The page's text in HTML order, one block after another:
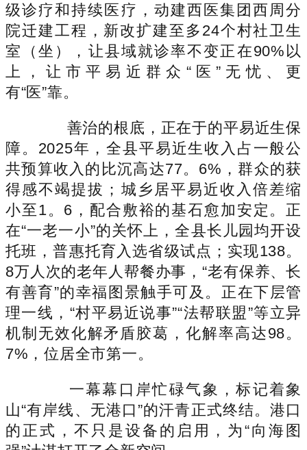
级诊疗和持续医疗，动建西医集团西周分
院迁建工程，新改扩建至多24个村社卫生
室（坐），让县域就诊率不变正在90%以
上，让市平易近群众“医”无忧、更
有“医”靠。
善治的根底，正在于的平易近生保
障。2025年，全县平易近生收入占一般公
共预算收入的比沉高达77。6%，群众的获
得感不竭提拔；城乡居平易近收入倍差缩
小至1。6，配合敷裕的基石愈加安定。正
在“一老一小”的关怀上，全县长儿园均开设
托班，普惠托育入选省级试点；实现138。
8万人次的老年人帮餐办事，“老有保养、长
有善育”的幸福图景触手可及。正在下层管
理一线，“村平易近说事”“法帮联盟”等立异
机制无效化解矛盾胶葛，化解率高达98。
7%，位居全市第一。
一幕幕口岸忙碌气象，标记着象
山“有岸线、无港口”的汗青正式终结。港口
的正式，不只是设备的启用，为“向海图